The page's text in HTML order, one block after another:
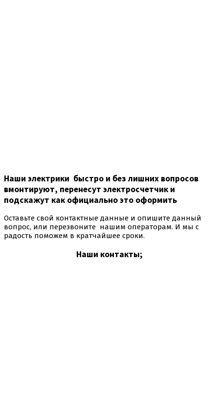
Наши электрики быстро и без лишних вопросов
вмонтируют, перенесут электросчетчик и
подскажут как официально это оформить
Оставьте свой контактные данные и опишите данный
вопрос, или перезвоните нашим операторам. И мы с
радость поможем в кратчайшее сроки.
Наши контакты;